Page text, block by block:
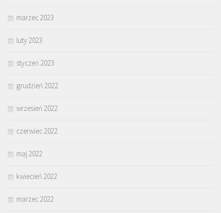
marzec 2023
luty 2023
styczeń 2023
grudzień 2022
wrzesień 2022
czerwiec 2022
maj 2022
kwiecień 2022
marzec 2022